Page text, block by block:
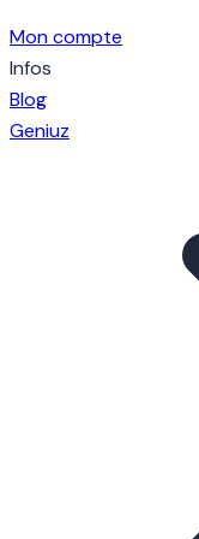
Mon compte
Infos
Blog
Geniuz